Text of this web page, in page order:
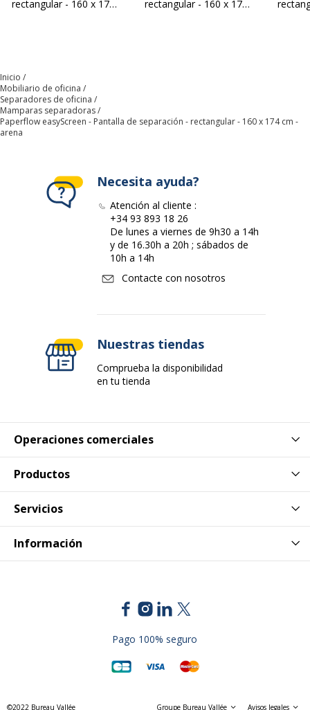
Cantidad incluida
Tipo de producto
Datos de identificación
Datos de identificación
Marca
Referencia del fabricante ES160.13.15
Dimensiones y peso
Anchura 160 cm
Garantía
rectangular - 160 x 173
rectangular - 160 x 173
Inicio
Mobiliario de oficina
Separadores de oficina
Mamparas separadoras
Paperflow easyScreen - Pantalla de separación - rectangular - 160 x 174 cm -
arena
Operaciones comerciales
Productos
Servicios
Información
Necesita ayuda?
Atención al cliente :
+34 93 893 18 26
De lunes a viernes de 9h30 a 14h
y de 16.30h a 20h ; sábados de
10h a 14h
Contacte con nosotros
Nuestras tiendas
Comprueba la disponibilidad
en tu tienda
Pago 100% seguro
©2022 Bureau Vallée Groupe Bureau Vallée Avisos legales